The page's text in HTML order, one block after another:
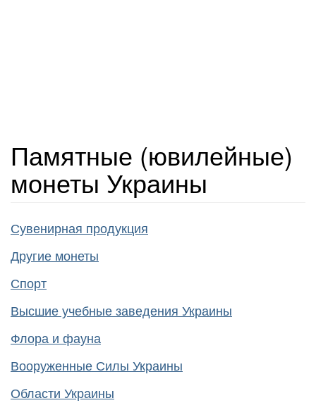
Памятные (ювилейные)
монеты Украины
Сувенирная продукция
Другие монеты
Спорт
Высшие учебные заведения Украины
Флора и фауна
Вооруженные Силы Украины
Области Украины